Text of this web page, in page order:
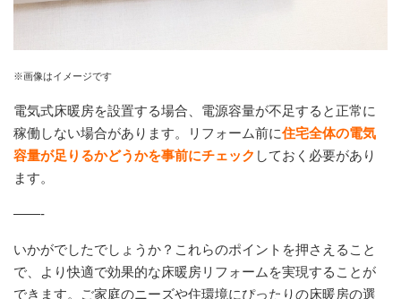
※画像はイメージです
電気式床暖房を設置する場合、電源容量が不足すると正常に
稼働しない場合があります。リフォーム前に住宅全体の電気
容量が足りるかどうかを事前にチェック しておく必要があり
ます。
——-
いかがでしたでしょうか？これらのポイントを押さえること
で、より快適で効果的な床暖房リフォームを実現することが
できます。ご家庭のニーズや住環境にぴったりの床暖房の選